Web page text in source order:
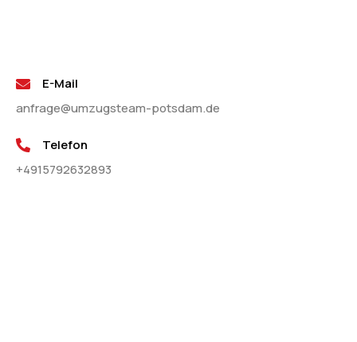
E-Mail
anfrage@umzugsteam-potsdam.de
Telefon
+4915792632893